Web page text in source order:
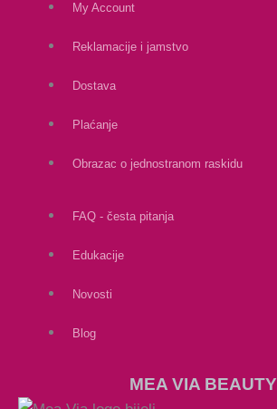
My Account
Reklamacije i jamstvo
Dostava
Plaćanje
Obrazac o jednostranom raskidu
FAQ - česta pitanja
Edukacije
Novosti
Blog
MEA VIA BEAUTY